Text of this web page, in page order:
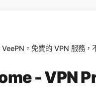
，免費的 VPN 服務，
- VPN